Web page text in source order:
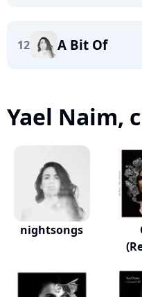
12 A Bit Of
Yael Naim,
nightsongs